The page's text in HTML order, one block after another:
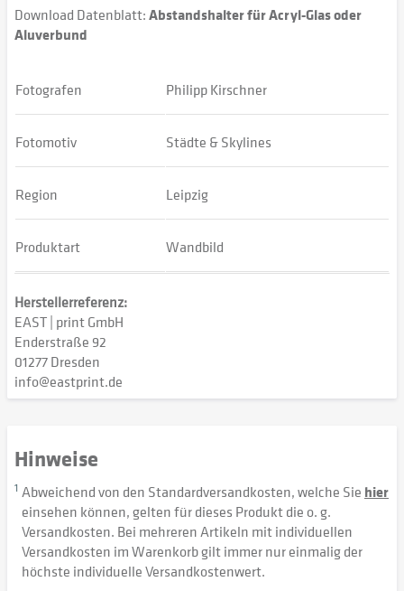
Download Datenblatt:Abstandshalter für Acryl-Glas oder
Aluverbund
Fotografen Philipp Kirschner
Fotomotiv Städte & Skylines
Region Leipzig
Produktart Wandbild
Herstellerreferenz:
EAST | print GmbH
Enderstraße 92
01277 Dresden
info@eastprint.de
Hinweise
1 Abweichend von den Standardversandkosten, welche Sie hier
einsehen können, gelten für dieses Produkt die o. g.
Versandkosten. Bei mehreren Artikeln mit individuellen
Versandkosten im Warenkorb gilt immer nur einmalig der
höchste individuelle Versandkostenwert.